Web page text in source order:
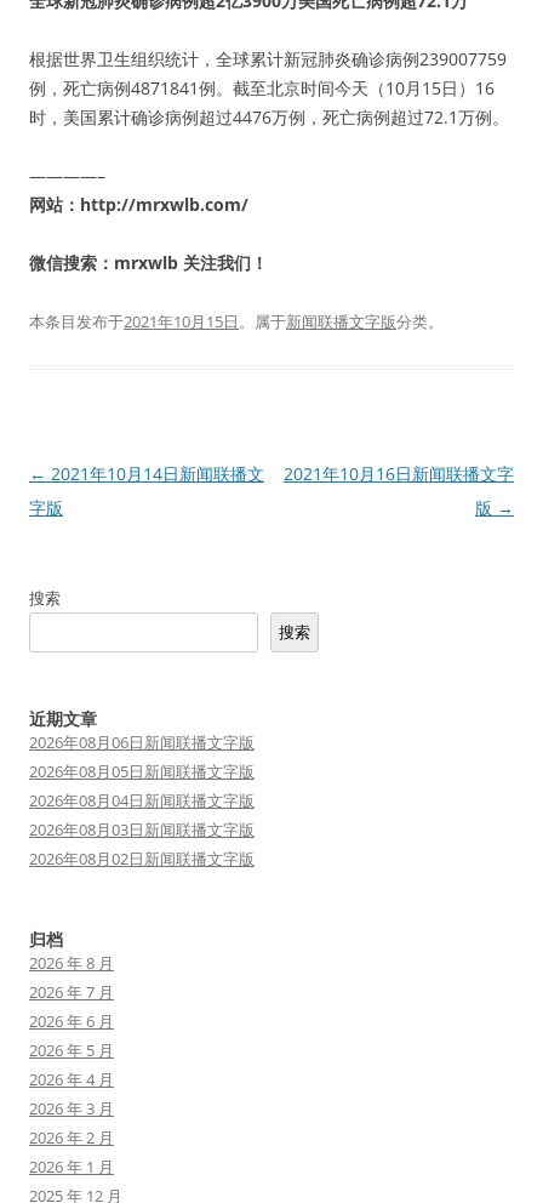
根据世界卫生组织统计，全球累计新冠肺炎确诊病例239007759
例，死亡病例4871841例。截至北京时间今天（10月15日）16
时，美国累计确诊病例超过4476万例，死亡病例超过72.1万例。
————–
网站：http://mrxwlb.com/
微信搜索：mrxwlb 关注我们！
本条目发布于2021年10月15日。属于新闻联播文字版分类。
文
章
← 2021年10月14日新闻联播文
字版
2021年10月16日新闻联播文字
版 →
搜索
搜索
近期文章
2026年08月06日新闻联播文字版
2026年08月05日新闻联播文字版
2026年08月04日新闻联播文字版
2026年08月03日新闻联播文字版
2026年08月02日新闻联播文字版
归档
2026 年 8 月
2026 年 7 月
2026 年 6 月
2026 年 5 月
2026 年 4 月
2026 年 3 月
2026 年 2 月
2026 年 1 月
2025 年 12 月